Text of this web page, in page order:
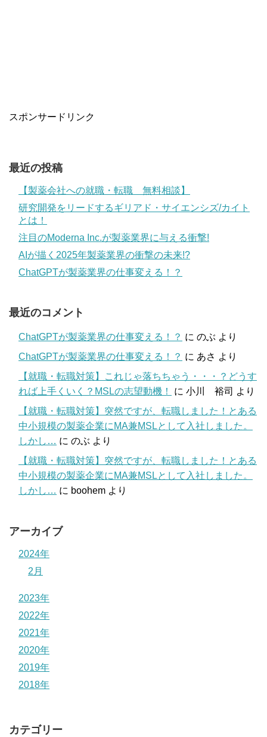
スポンサードリンク
最近の投稿
【製薬会社への就職・転職 無料相談】
研究開発をリードするギリアド・サイエンシズ/カイト
とは！
注目のModerna Inc.が製薬業界に与える衝撃!
AIが描く2025年製薬業界の衝撃の未来!?
ChatGPTが製薬業界の仕事変える！？
最近のコメント
ChatGPTが製薬業界の仕事変える！？ に のぶ より
ChatGPTが製薬業界の仕事変える！？ に あさ より
【就職・転職対策】これじゃ落ちちゃう・・・？どうす
れば上手くいく？MSLの志望動機！
に 小川 裕司 より
【就職・転職対策】突然ですが、転職しました！とある
中小規模の製薬企業にMA兼MSLとして入社しました。
しかし… に のぶ より
【就職・転職対策】突然ですが、転職しました！とある
中小規模の製薬企業にMA兼MSLとして入社しました。
しかし… に boohem より
アーカイブ
2024年
2月
2023年
2022年
2021年
2020年
2019年
2018年
カテゴリー